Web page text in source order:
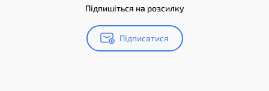
Підпишіться на розсилку
Підписатися